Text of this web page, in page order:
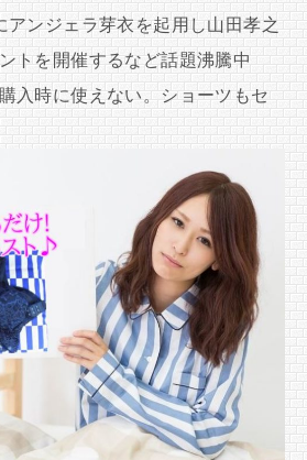
アンジェラ芽衣を起用し山田孝之
トを開催するなど話題沸騰中
入時に使えない。ショーツもセ